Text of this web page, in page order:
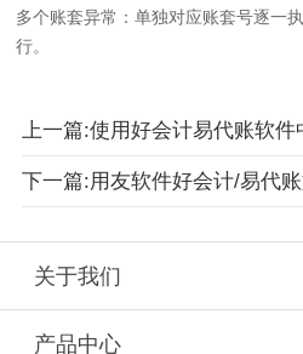
多个账套异常：单独对应账套号逐一
行。
关于我们
产品中心